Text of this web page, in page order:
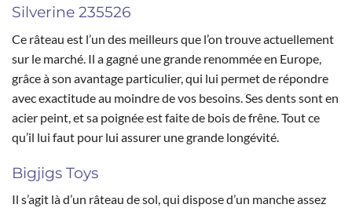
Silverine 235526
Ce râteau est l’un des meilleurs que l’on trouve actuellement
sur le marché. Il a gagné une grande renommée en Europe,
grâce à son avantage particulier, qui lui permet de répondre
avec exactitude au moindre de vos besoins. Ses dents sont en
acier peint, et sa poignée est faite de bois de frêne. Tout ce
qu’il lui faut pour lui assurer une grande longévité.
Bigjigs Toys
Il s’agit là d’un râteau de sol, qui dispose d’un manche assez